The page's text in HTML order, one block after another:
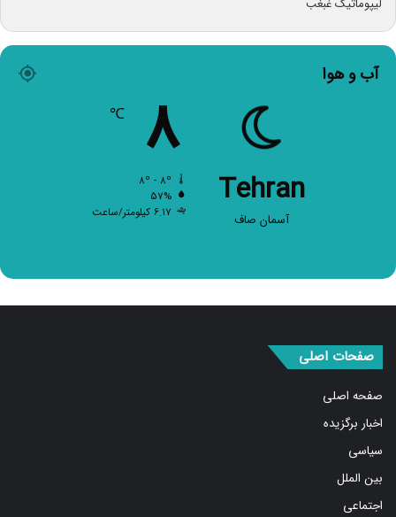
آب و هوا
Tehran
آسمان صاف
۸ ℃
۵۷%
۶.۱۷ کیلومتر/ساعت
صفحات اصلی
صفحه اصلی
اخبار برگزیده
سیاسی
بین الملل
اجتماعی